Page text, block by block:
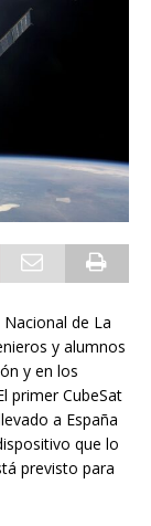
de La
y alumnos
y en los
primer CubeSat
a España
que lo
previsto para